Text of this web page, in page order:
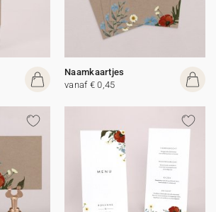
Naamkaartjes
vanaf € 0,45